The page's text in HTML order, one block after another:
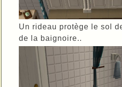
Un rideau protège le sol
de la baignoire..